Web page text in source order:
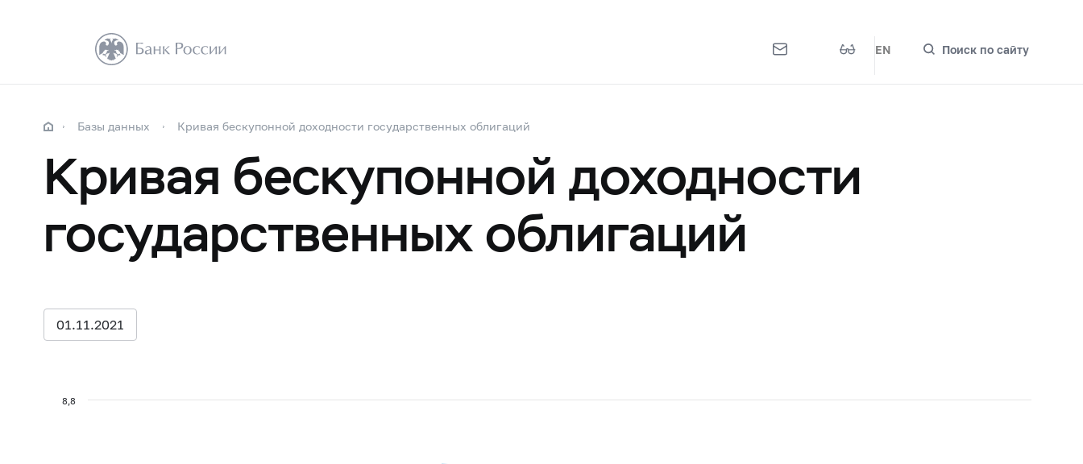
EN Поиск по сайту
Базы данных Кривая бескупонной доходности государственных облигаций
Кривая бескупонной доходности
государственных облигаций
01.11.2021
8,8